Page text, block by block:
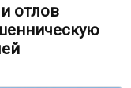
отлов